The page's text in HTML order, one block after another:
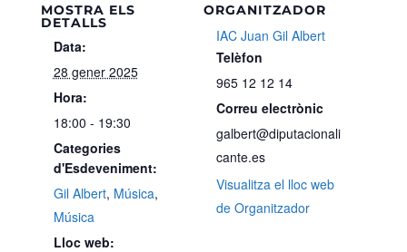
MOSTRA ELS
DETALLS
Data:
28 gener 2025
Hora:
18:00 - 19:30
Categories
d'Esdeveniment:
Gil Albert, Música,
Música
Lloc web:
ORGANITZADOR
IAC Juan Gil Albert
Telèfon
965 12 12 14
Correu electrònic
galbert@diputacionali
cante.es
Visualitza el lloc web
de Organitzador